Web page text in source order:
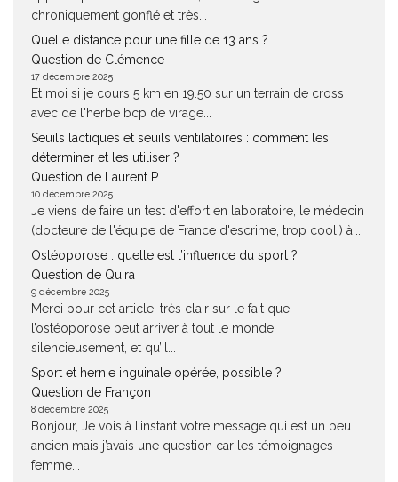
chroniquement gonflé et très...
Quelle distance pour une fille de 13 ans ?
Question de Clémence
17 décembre 2025
Et moi si je cours 5 km en 19.50 sur un terrain de cross
avec de l'herbe bcp de virage...
Seuils lactiques et seuils ventilatoires : comment les
déterminer et les utiliser ?
Question de Laurent P.
10 décembre 2025
Je viens de faire un test d'effort en laboratoire, le médecin
(docteure de l'équipe de France d'escrime, trop cool!) à...
Ostéoporose : quelle est l’influence du sport ?
Question de Quira
9 décembre 2025
Merci pour cet article, très clair sur le fait que
l’ostéoporose peut arriver à tout le monde,
silencieusement, et qu’il...
Sport et hernie inguinale opérée, possible ?
Question de Françon
8 décembre 2025
Bonjour, Je vois à l’instant votre message qui est un peu
ancien mais j’avais une question car les témoignages
femme...